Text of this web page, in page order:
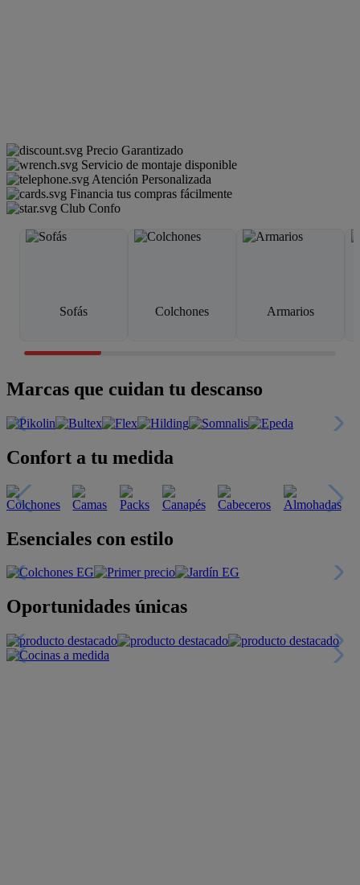
Precio Garantizado
Servicio de montaje disponible
Atención Personalizada
Financia tus compras fácilmente
Club Confo
Sofás Colchones Armarios
Marcas que cuidan tu descanso
Confort a tu medida
Esenciales con estilo
Oportunidades únicas